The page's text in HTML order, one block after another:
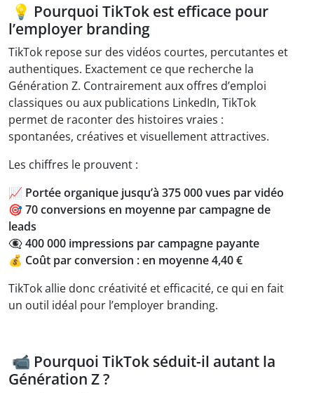
💡 Pourquoi TikTok est efficace pour
l’employer branding
TikTok repose sur des vidéos courtes, percutantes et
authentiques. Exactement ce que recherche la
Génération Z. Contrairement aux offres d’emploi
classiques ou aux publications LinkedIn, TikTok
permet de raconter des histoires vraies :
spontanées, créatives et visuellement attractives.
Les chiffres le prouvent :
📈 Portée organique jusqu’à 375 000 vues par vidéo
🎯 70 conversions en moyenne par campagne de
leads
👁️‍🗨️ 400 000 impressions par campagne payante
💰 Coût par conversion : en moyenne 4,40 €
TikTok allie donc créativité et efficacité, ce qui en fait
un outil idéal pour l’employer branding.
📹 Pourquoi TikTok séduit-il autant la
Génération Z ?